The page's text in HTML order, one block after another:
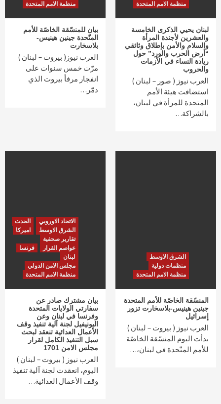
منظمة الامم المتحدة
لبنان يحيي الذكرى الخامسة
والعشرين لأجندة المرأة
والسلام والأمن بإطلاق وثائقي
“أرض الحرب والورد” حول
ريادة النساء في الأزمات
والحروب
العرب نيوز ( صور – لبنان )
استضافت هيئة الأمم
المتحدة للمرأة في لبنان،
بالشراكة…
منظمة الامم المتحدة
بيان للمنسّقة الخاصّة للأمم
المتّحدة جينين هينيس-
بلاسخارت
العرب نيوز( بيروت – لبنان )
مرّت خمس سنوات على
انفجار مرفأ بيروت الذي
دمّر…
الشرق الاوسط
منظمات دولية
منظمة الامم المتحدة
المنسّقة الخاصّة للأمم المتحدة
جينين هينيس-بلاسخارت تزور
إسرائيل
العرب نيوز ( بيروت – لبنان )
بدأت اليوم المنسّقة الخاصّة
للأمم المتّحدة في لبنان،…
الاتحاد الاوروبي
الحدث
الشرق الاوسط
اميركا
تقارير صحفية
عواصم القرار
فرنسا
لبنان
مجلس الامن الدولي
منظمة الامم المتحدة
بيان مشترك صادر عن
سفارتي الولايات المتحدة
وفرنسا في لبنان وعن
اليونيفيل لجنة آلية تنفيذ وقف
الأعمال العدائية تنعقد لبحث
سبل التنفيذ الكامل لقرار
مجلس الامن 1701
العرب نيوز ( بيروت – لبنان )
اليوم، انعقدت لجنة آلية تنفيذ
وقف الأعمال العدائية…